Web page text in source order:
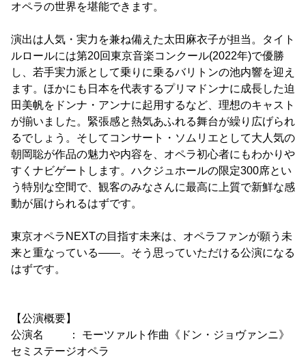
オペラの世界を堪能できます。
演出は人気・実力を兼ね備えた太田麻衣子が担当。タイト
ルロールには第20回東京音楽コンクール(2022年)で優勝
し、若手実力派として乗りに乗るバリトンの池内響を迎え
ます。ほかにも日本を代表するプリマドンナに成長した迫
田美帆をドンナ・アンナに起用するなど、理想のキャスト
が揃いました。緊張感と熱気あふれる舞台が繰り広げられ
るでしょう。そしてコンサート・ソムリエとして大人気の
朝岡聡が作品の魅力や内容を、オペラ初心者にもわかりや
すくナビゲートします。ハクジュホールの限定300席とい
う特別な空間で、観客のみなさんに最高に上質で新鮮な感
動が届けられるはずです。
東京オペラNEXTの目指す未来は、オペラファンが願う未
来と重なっている――。そう思っていただける公演になる
はずです。
【公演概要】
公演名 ： モーツァルト作曲《ドン・ジョヴァンニ》
セミステージオペラ